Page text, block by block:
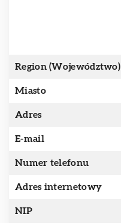
Region (Województwo)
Miasto
Adres
E-mail
Numer telefonu
Adres internetowy
NIP